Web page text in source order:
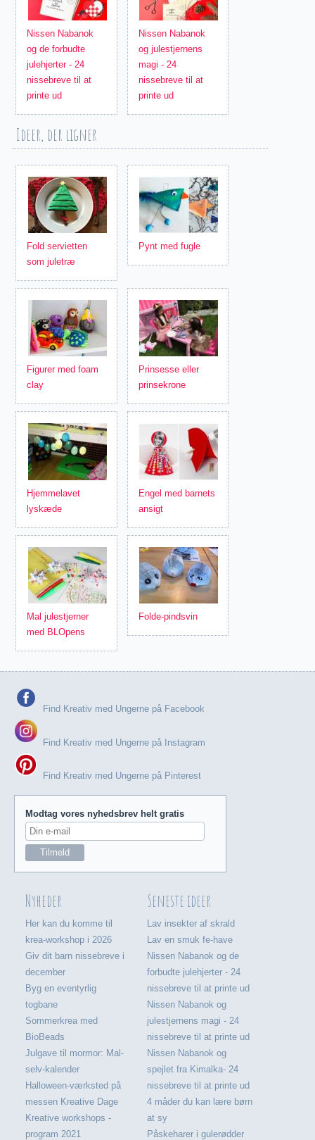
Nissen Nabanok
og de forbudte
julehjerter - 24
nissebreve til at
printe ud
Nissen Nabanok
og julestjernens
magi - 24
nissebreve til at
printe ud
Ideer, der ligner
Fold servietten
som juletræ
Pynt med fugle
Figurer med foam
clay
Prinsesse eller
prinsekrone
Hjemmelavet
lyskæde
Engel med barnets
ansigt
Mal julestjerner
med BLOpens
Folde-pindsvin
Find Kreativ med Ungerne på Facebook
Find Kreativ med Ungerne på Instagram
Find Kreativ med Ungerne på Pinterest
Modtag vores nyhedsbrev helt gratis
Nyheder
Her kan du komme til
krea-workshop i 2026
Giv dit barn nissebreve i
december
Byg en eventyrlig
togbane
Sommerkrea med
BioBeads
Julgave til mormor: Mal-
selv-kalender
Halloween-værksted på
messen Kreative Dage
Kreative workshops -
program 2021
Seneste ideer
Lav insekter af skrald
Lav en smuk fe-have
Nissen Nabanok og de
forbudte julehjerter - 24
nissebreve til at printe ud
Nissen Nabanok og
julestjernens magi - 24
nissebreve til at printe ud
Nissen Nabanok og
spejlet fra Kimalka- 24
nissebreve til at printe ud
4 måder du kan lære børn
at sy
Påskeharer i gulerødder